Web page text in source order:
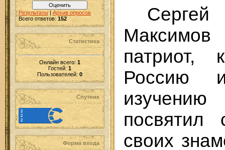
Результаты | Архив опросов
Всего ответов: 152
Статистика
Онлайн всего: 1
Гостей: 1
Пользователей: 0
Спутник
Форма входа
патриот,
Россию
своих